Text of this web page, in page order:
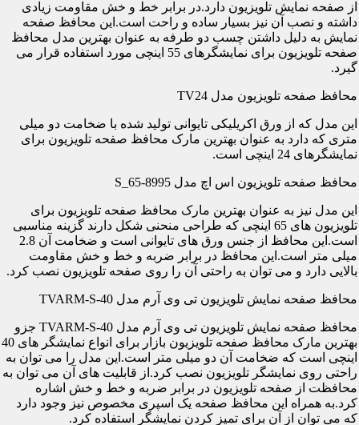
از صفحه نمایش تلویزیون دارد.در برابر خط و خش مقاومت زیادی
داشته و نصب آن نیز بسیار ساده و راحت است.این محافظ صفحه
نمایش به دلیل داشتن چسب دو طرفه به عنوان بهترین مدل محافظ
صفحه تلویزیون برای نمایشگرهای 55 اینچی مورد استفاده قرار می
گیرد.
محافظ صفحه تلویزیون مدل TV24
این مدل که از ورق اکریلیکی تایوانی تولید شده با ضخامت دو میلی
متری که دارد به عنوان بهترین مارک محافظ صفحه تلویزیون برای
نمایشگرهای 24 اینچی است.
محافظ صفحه تلویزیون اس اچ مدل S_65-8995
این مدل نیز به عنوان بهترین مارک محافظ صفحه تلویزیون برای
تلویزیون های 65 اینچی که طراحی منحنی شکل دارند گزینه مناسبی
است.این محافظ از جنس ورق های تایوانی است و ضخامت آن 2.8
میلی متر است.این محافظ در برابر ضربه و خط و خش مقاومت
بالایی دارد و می توان به راحتی آن را روی صفحه تلویزیون نصب کرد.
محافظ صفحه نمایش تلویزیون تی وی آرم مدل TVARM-S-40
محافظ صفحه نمایش تلویزیون تی وی آرم مدل TVARM-S-40 جزو
بهترین مارک محافظ صفحه تلویزیون بازار برای انواع نمایشگر های 40
اینچی است که ضخامت آن دو میلی متر است.این مدل را می توان به
راحتی روی نمایشگر تلویزیون نصب کرد.از قابلیت های آن می توان به
محافظت از صفحه تلویزیون در برابر ضربه و خط و خش اشاره
کرد.به همراه این محافظ صفحه یک اسپری مخصوص نیز وجود دارد
که می توان از آن برای تمیز کردن نمایشگر استفاده کرد.